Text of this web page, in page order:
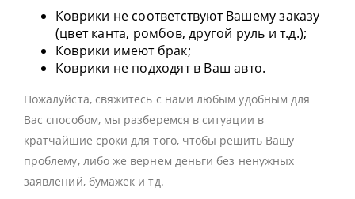
Коврики не соответствуют Вашему заказу
(цвет канта, ромбов, другой руль и т.д.);
Коврики имеют брак;
Коврики не подходят в Ваш авто.
Пожалуйста, свяжитесь с нами любым удобным для
Вас способом, мы разберемся в ситуации в
кратчайшие сроки для того, чтобы решить Вашу
проблему, либо же вернем деньги без ненужных
заявлений, бумажек и тд.